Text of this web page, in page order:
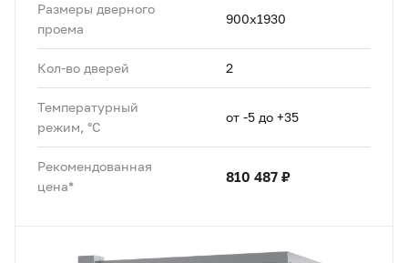
Размеры дверного
проема
900x1930
Кол-во дверей 2
Температурный
режим, °C
от -5 до +35
Рекомендованная
цена*
810 487 ₽